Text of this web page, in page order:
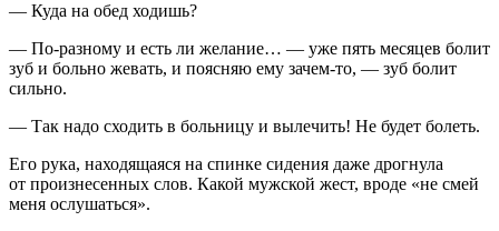
— Куда на обед ходишь?
— По-разному и есть ли желание… — уже пять месяцев болит
зуб и больно жевать, и поясняю ему зачем-то, — зуб болит
сильно.
— Так надо сходить в больницу и вылечить! Не будет болеть.
Его рука, находящаяся на спинке сидения даже дрогнула
от произнесенных слов. Какой мужской жест, вроде «не смей
меня ослушаться».